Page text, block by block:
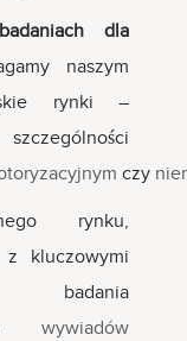
dla
naszym
rynki –
czy
rynku,
z kluczowymi
badania
wywiadów